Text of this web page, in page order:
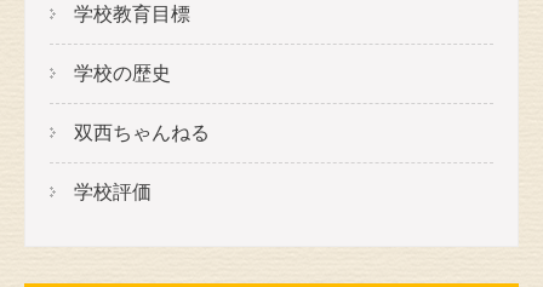
学校教育目標
学校の歴史
双西ちゃんねる
学校評価